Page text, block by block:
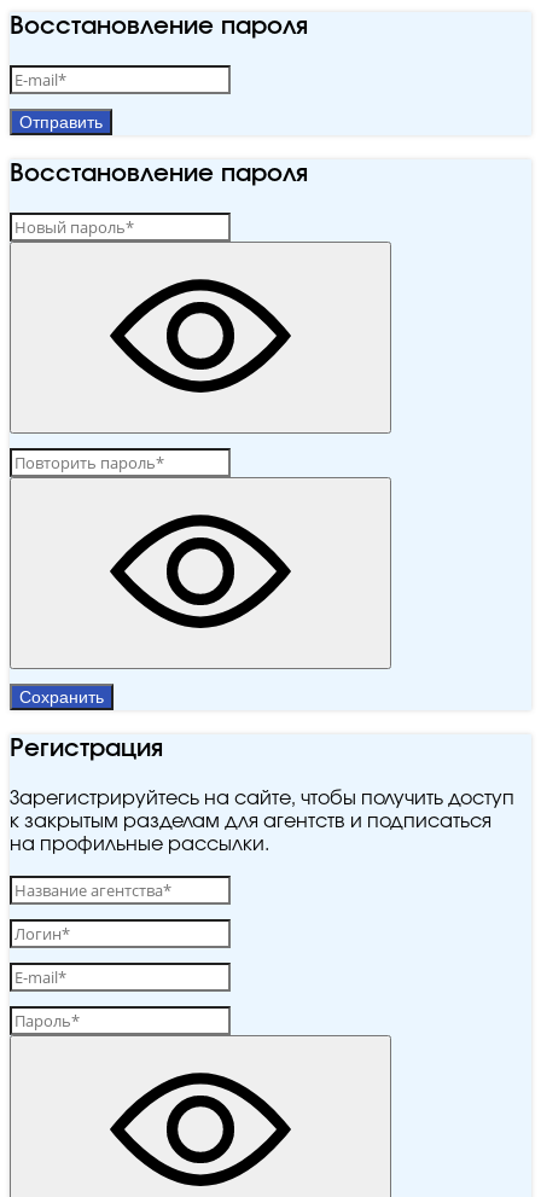
Восстановление пароля
Отправить
Восстановление пароля
Сохранить
Регистрация
Зарегистрируйтесь на сайте, чтобы получить доступ
к закрытым разделам для агентств и подписаться
на профильные рассылки.